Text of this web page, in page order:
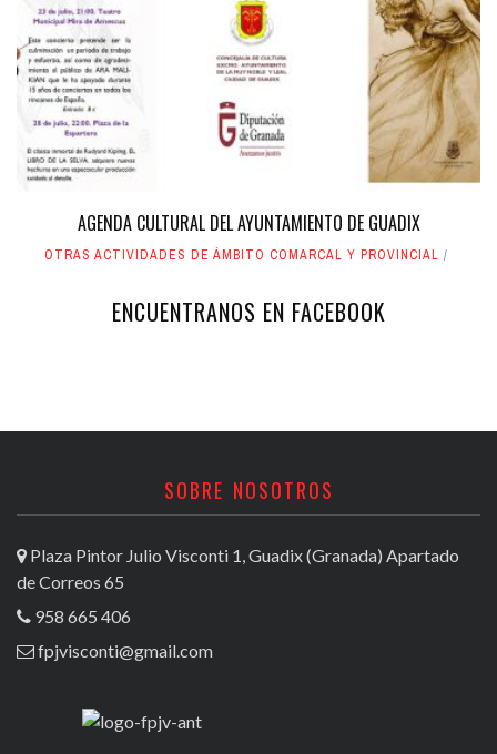
AGENDA CULTURAL DEL AYUNTAMIENTO DE GUADIX
OTRAS ACTIVIDADES DE ÁMBITO COMARCAL Y PROVINCIAL
ENCUENTRANOS EN FACEBOOK
SOBRE NOSOTROS
Plaza Pintor Julio Visconti 1, Guadix (Granada) Apartado
de Correos 65
958 665 406
fpjvisconti@gmail.com